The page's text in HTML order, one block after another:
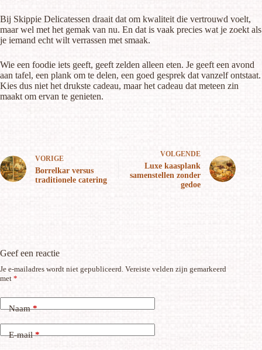
Bij Skippie Delicatessen draait dat om kwaliteit die vertrouwd voelt,
maar wel met het gemak van nu. En dat is vaak precies wat je zoekt als
je iemand echt wilt verrassen met smaak.
Wie een foodie iets geeft, geeft zelden alleen eten. Je geeft een avond
aan tafel, een plank om te delen, een goed gesprek dat vanzelf ontstaat.
Kies dus niet het drukste cadeau, maar het cadeau dat meteen zin
maakt om ervan te genieten.
VORIGE
Borrelkar versus
traditionele catering
VOLGENDE
Luxe kaasplank
samenstellen zonder
gedoe
Geef een reactie
Je e-mailadres wordt niet gepubliceerd. Vereiste velden zijn gemarkeerd
met *
Naam*
E-mail*